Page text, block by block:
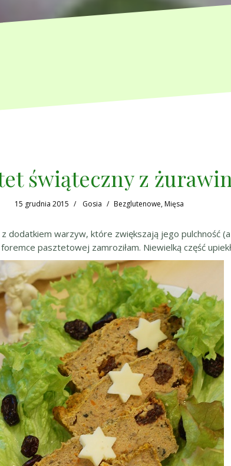
świąteczny z
15 grudnia 2015 Gosia Bezglutenowe,Mięsa
dodatkiem warzyw, które zwiększają jego pulchność
pasztetowej zamroziłam. Niewielką część